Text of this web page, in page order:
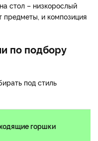
стол – низкорослый
предметы, и композиция
по подбору
под стиль
горшки